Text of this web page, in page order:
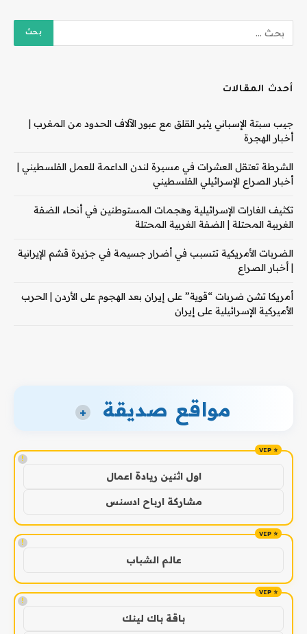
أحدث المقالات
جيب سبتة الإسباني يثير القلق مع عبور الآلاف الحدود من المغرب |
أخبار الهجرة
الشرطة تعتقل العشرات في مسيرة لندن الداعمة للعمل الفلسطيني |
أخبار الصراع الإسرائيلي الفلسطيني
تكثيف الغارات الإسرائيلية وهجمات المستوطنين في أنحاء الضفة
الغربية المحتلة | الضفة الغربية المحتلة
الضربات الأمريكية تتسبب في أضرار جسيمة في جزيرة قشم الإيرانية
| أخبار الصراع
أمريكا تشن ضربات “قوية” على إيران بعد الهجوم على الأردن | الحرب
الأميركية الإسرائيلية على إيران
مواقع صديقة +
!
اول اثنين ريادة اعمال
مشاركة ارباح ادسنس
!
عالم الشباب
!
باقة باك لينك